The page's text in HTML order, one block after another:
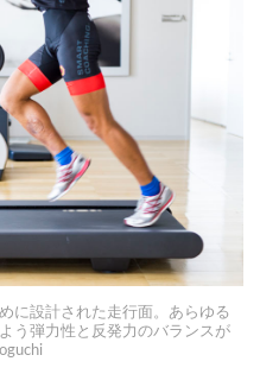
に設計された走行面。あらゆる
う弾力性と反発力のバランスが